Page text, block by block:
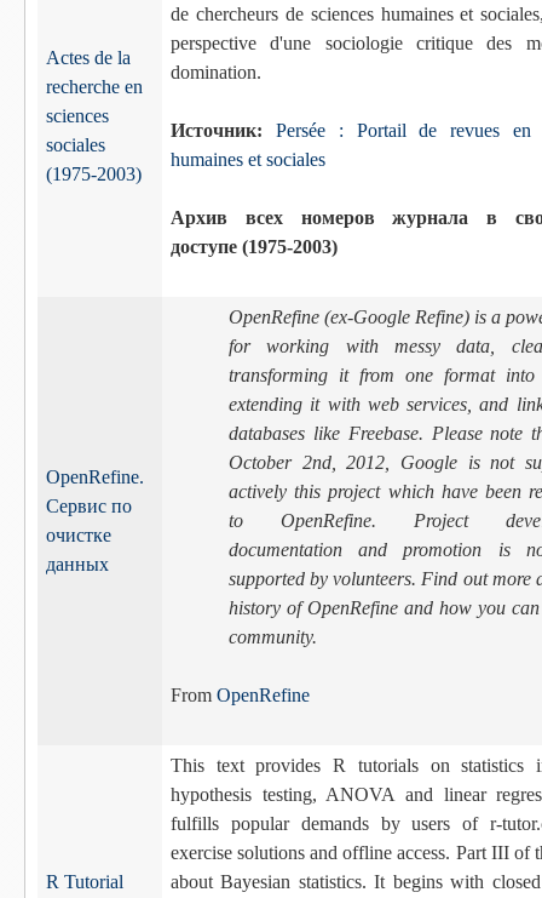
Actes de la
recherche en
sciences
sociales
(1975-2003)
de chercheurs de sciences humaines et
perspective d'une sociologie critique des
domination.
Источник:
Persée : Portail de revues en
humaines et sociales
Архив всех номеров журнала в
доступе (1975-2003)
OpenRefine.
Сервис по
очистке
данных
OpenRefine (ex-Google Refine) is a
for working with messy data,
transforming it from one format into
extending it with web services, and
databases like Freebase. Please note
October 2nd, 2012, Google is not
actively this project which have been
to OpenRefine. Project
documentation and promotion is
supported by volunteers. Find out more
history of OpenRefine and how you
community.
From OpenRefine
R Tutorial
This text provides R tutorials on statistics
hypothesis testing, ANOVA and linear
fulfills popular demands by users of r-
exercise solutions and offline access. Part III of
about Bayesian statistics. It begins with